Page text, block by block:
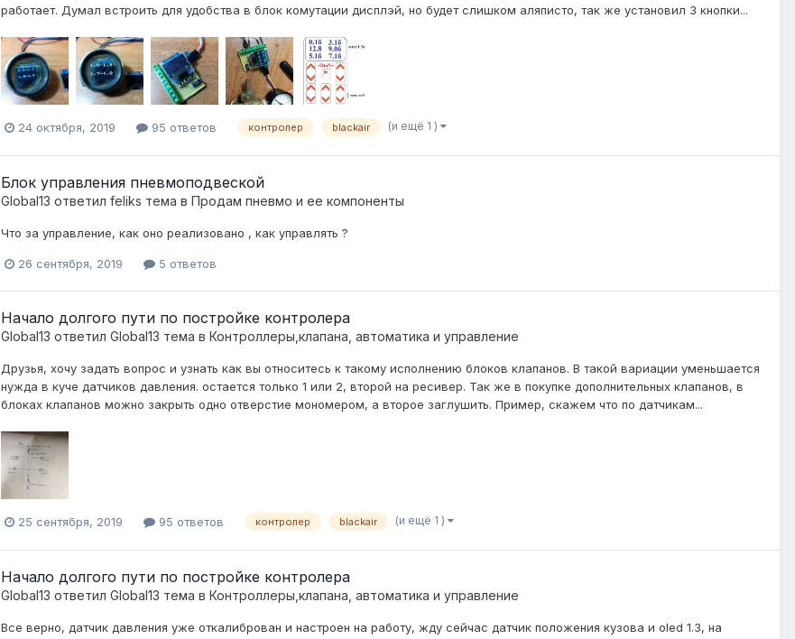
работает. Думал встроить для удобства в блок комутации дисплэй, но будет слишком аляписто, так же установил 3 кнопки...
24 октября, 2019 95 ответов контролер blackair (и ещё 1 )
Блок управления пневмоподвеской
Global13 ответил feliks тема в Продам пневмо и ее компоненты
Что за управление, как оно реализовано , как управлять ?
26 сентября, 2019 5 ответов
Начало долгого пути по постройке контролера
Global13 ответил Global13 тема в Контроллеры,клапана, автоматика и управление
Друзья, хочу задать вопрос и узнать как вы относитесь к такому исполнению блоков клапанов. В такой вариации уменьшается
нужда в куче датчиков давления. остается только 1 или 2, второй на ресивер. Так же в покупке дополнительных клапанов, в
блоках клапанов можно закрыть одно отверстие мономером, а второе заглушить. Пример, скажем что по датчикам...
25 сентября, 2019 95 ответов контролер blackair (и ещё 1 )
Начало долгого пути по постройке контролера
Global13 ответил Global13 тема в Контроллеры,клапана, автоматика и управление
Все верно, датчик давления уже откалиброван и настроен на работу, жду сейчас датчик положения кузова и oled 1.3, на